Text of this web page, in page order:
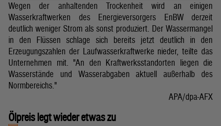
Wegen der anhaltenden Trockenheit wird an einigen
Wasserkraftwerken des Energieversorgers EnBW derzeit
deutlich weniger Strom als sonst produziert. Der Wassermangel
in den Flüssen schlage sich bereits jetzt deutlich in den
Erzeugungszahlen der Laufwasserkraftwerke nieder, teilte das
Unternehmen mit. "An den Kraftwerksstandorten liegen die
Wasserstände und Wasserabgaben aktuell außerhalb des
Normbereichs."
APA/dpa-AFX
Ölpreis legt wieder etwas zu